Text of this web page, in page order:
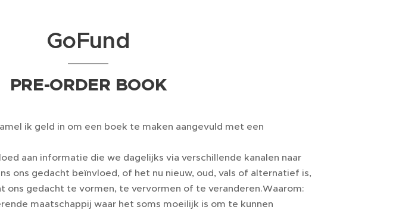
GoFund
PRE-ORDER BOOK
ik geld in om een boek te maken aangevuld met een
aan informatie die we dagelijks via verschillende kanalen naar
ons gedacht beïnvloed, of het nu nieuw, oud, vals of alternatief is,
ons gedacht te vormen, te vervormen of te veranderen.Waarom:
maatschappij waar het soms moeilijk is om te kunnen